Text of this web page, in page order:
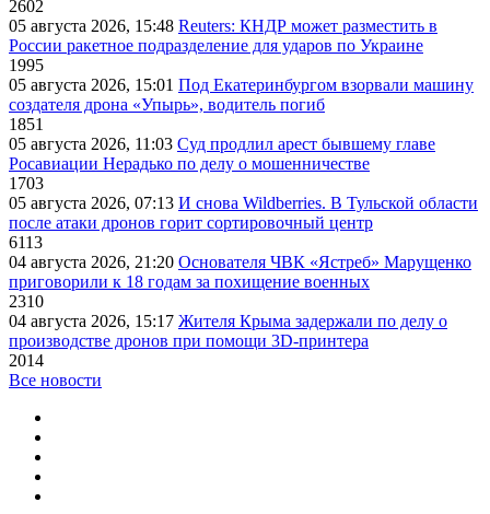
2602
05 августа 2026, 15:48 Reuters: КНДР может разместить в
России ракетное подразделение для ударов по Украине
1995
05 августа 2026, 15:01 Под Екатеринбургом взорвали машину
создателя дрона «Упырь», водитель погиб
1851
05 августа 2026, 11:03 Суд продлил арест бывшему главе
Росавиации Нерадько по делу о мошенничестве
1703
05 августа 2026, 07:13 И снова Wildberries. В Тульской области
после атаки дронов горит сортировочный центр
6113
04 августа 2026, 21:20 Основателя ЧВК «Ястреб» Марущенко
приговорили к 18 годам за похищение военных
2310
04 августа 2026, 15:17 Жителя Крыма задержали по делу о
производстве дронов при помощи 3D‑принтера
2014
Все новости